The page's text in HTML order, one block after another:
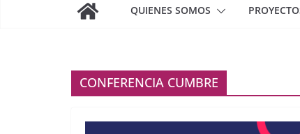
QUIENES SOMOS
CONFERENCIA CUMBRE